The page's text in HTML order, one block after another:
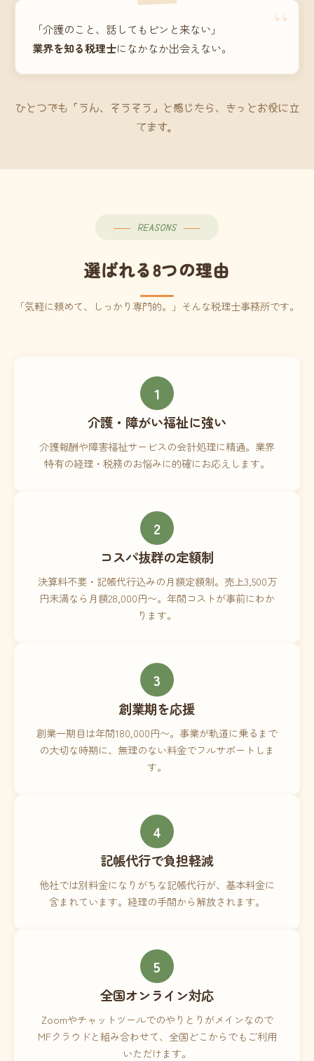
“
「介護のこと、話してもピンと来ない」
業界を知る税理士になかなか出会えない。
ひとつでも「うん、そうそう」と感じたら、きっとお役に立
てます。
REASONS
選ばれる8つの理由
「気軽に頼めて、しっかり専門的。」そんな税理士事務所です。
1
介護・障がい福祉に強い
介護報酬や障害福祉サービスの会計処理に精通。業界
特有の経理・税務のお悩みに的確にお応えします。
2
コスパ抜群の定額制
決算料不要・記帳代行込みの月額定額制。売上3,500万
円未満なら月額28,000円〜。年間コストが事前にわか
ります。
3
創業期を応援
創業一期目は年間180,000円〜。事業が軌道に乗るまで
の大切な時期に、無理のない料金でフルサポートしま
す。
4
記帳代行で負担軽減
他社では別料金になりがちな記帳代行が、基本料金に
含まれています。経理の手間から解放されます。
5
全国オンライン対応
Zoomやチャットツールでのやりとりがメインなので
MFクラウドと組み合わせて、全国どこからでもご利用
いただけます。